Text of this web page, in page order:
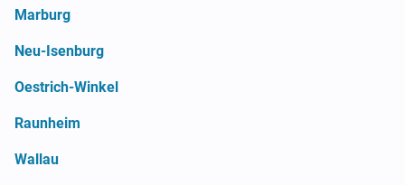
Marburg
Neu-Isenburg
Oestrich-Winkel
Raunheim
Wallau